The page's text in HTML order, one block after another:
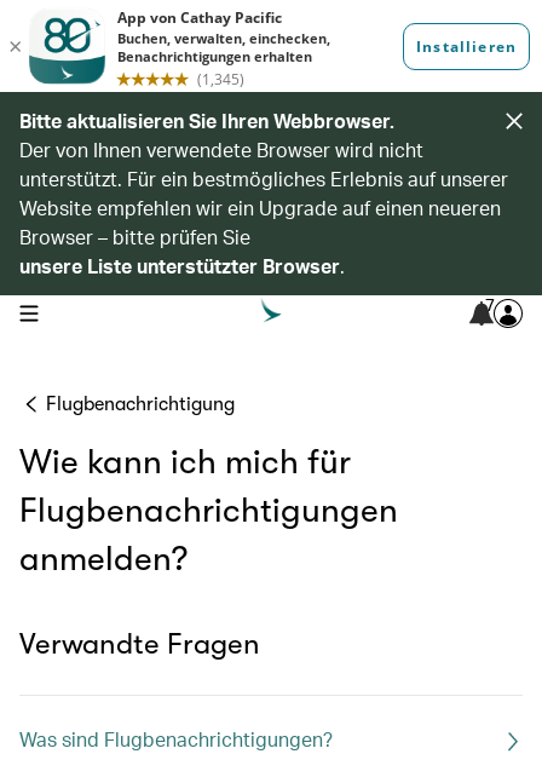
Bitte aktualisieren Sie Ihren Webbrowser.
Der von Ihnen verwendete Browser wird nicht
unterstützt. Für ein bestmögliches Erlebnis auf unserer
Website empfehlen wir ein Upgrade auf einen neueren
Browser – bitte prüfen Sie
unsere Liste unterstützter Browser.
open navigation menu 7
Flugbenachrichtigung
Wie kann ich mich für
Flugbenachrichtigungen
anmelden?
Verwandte Fragen
Was sind Flugbenachrichtigungen?